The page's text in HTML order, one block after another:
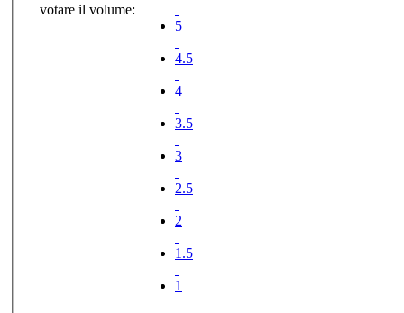
votare il volume:
5
4.5
4
3.5
3
2.5
2
1.5
1